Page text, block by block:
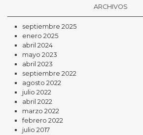
ARCHIVOS
septiembre 2025
enero 2025
abril 2024
mayo 2023
abril 2023
septiembre 2022
agosto 2022
julio 2022
abril 2022
marzo 2022
febrero 2022
julio 2017